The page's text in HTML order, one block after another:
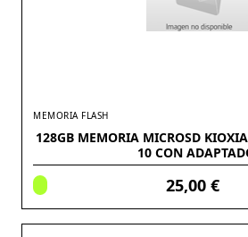
MEMORIA FLASH
128GB MEMORIA MICROSD
10 CON
25,00 €